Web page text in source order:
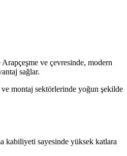
ve çevresinde, modern
sağlar.
montaj sektörlerinde yoğun şekilde
kabiliyeti sayesinde yüksek katlara